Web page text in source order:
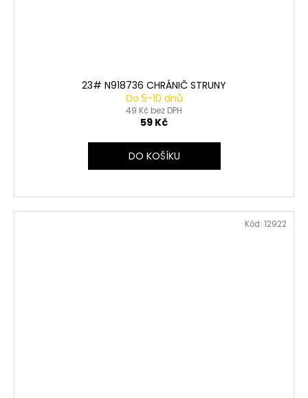
23# N918736 CHRÁNIČ STRUNY
Do 5-10 dnů
49 Kč bez DPH
59 Kč
DO KOŠÍKU
Kód: 12922